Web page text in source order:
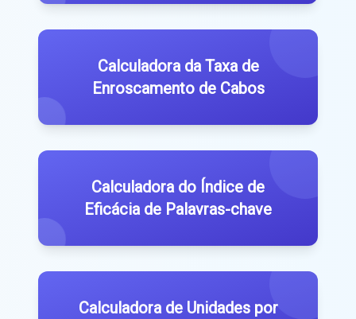
Calculadora da Taxa de
Enroscamento de Cabos
Calculadora do Índice de
Eficácia de Palavras-chave
Calculadora de Unidades por